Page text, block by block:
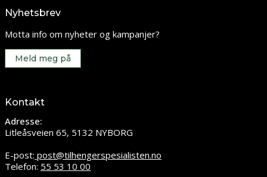
Nyhetsbrev
Motta info om nyheter og kampanjer?
Meld meg på
Kontakt
Adresse:
Litleåsveien 65, 5132 NYBORG
E-post: post@tilhengerspesialisten.no
Telefon: 55 53 10 00